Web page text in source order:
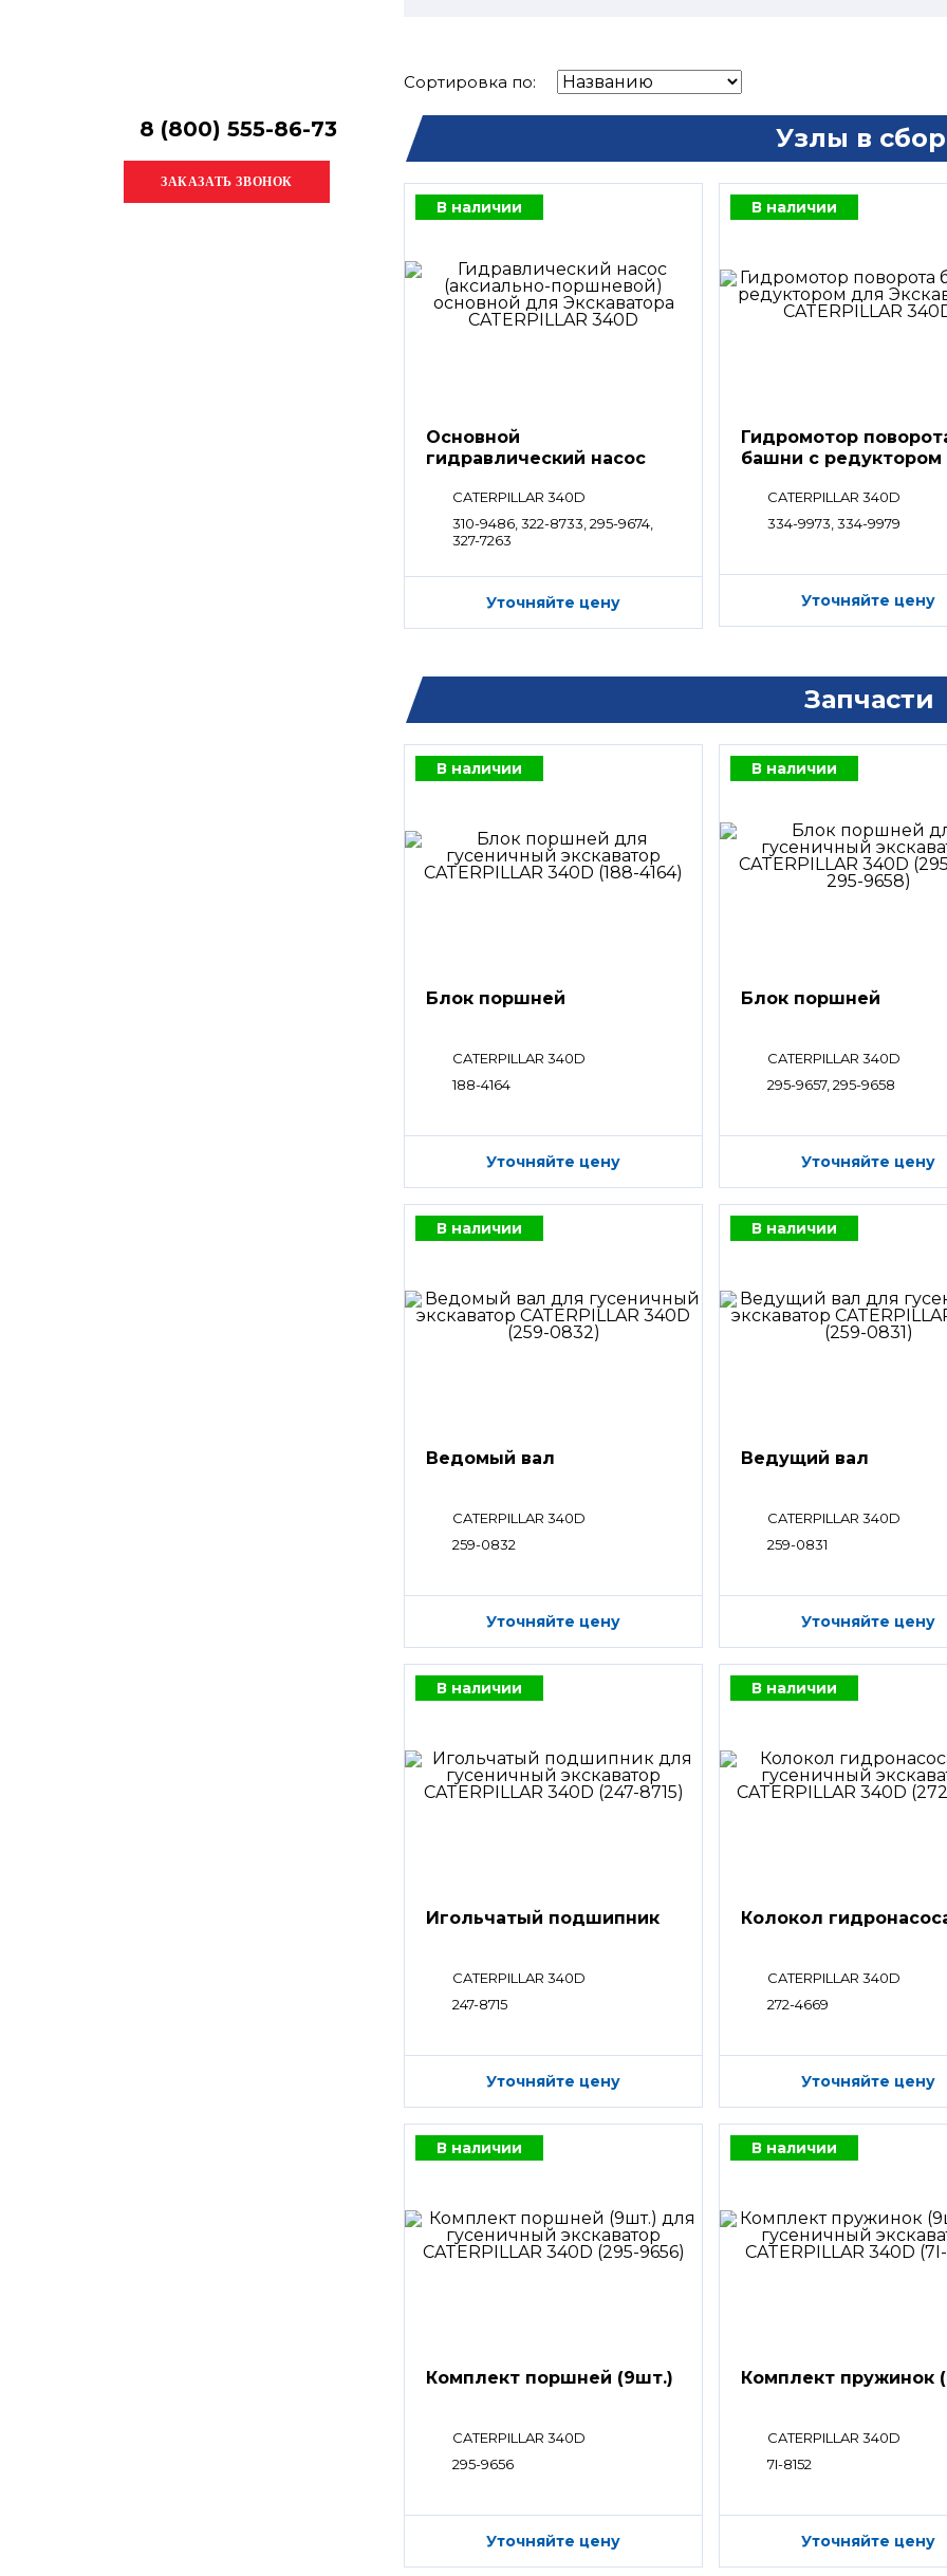
8 (800) 555-86-73
Сортировка по:
Узлы в
В наличии
Основной
гидравлический насос
CATERPILLAR 340D
310-9486, 322-8733, 295-9674,
327-7263
Уточняйте цену
В наличии
Гидромотор
башни с редуктором
CATERPILLAR 340D
334-9973, 334-9979
Уточняйте цену
Запчасти
В наличии
Блок поршней
CATERPILLAR 340D
188-4164
Уточняйте цену
В наличии
Блок поршней
CATERPILLAR 340D
295-9657, 295-9658
Уточняйте цену
В наличии
Ведомый вал
CATERPILLAR 340D
259-0832
Уточняйте цену
В наличии
Ведущий вал
CATERPILLAR 340D
259-0831
Уточняйте цену
В наличии
Игольчатый подшипник
CATERPILLAR 340D
247-8715
Уточняйте цену
В наличии
Колокол
CATERPILLAR 340D
272-4669
Уточняйте цену
В наличии
Комплект поршней (9шт.)
CATERPILLAR 340D
295-9656
Уточняйте цену
В наличии
Комплект пружинок
CATERPILLAR 340D
7I-8152
Уточняйте цену